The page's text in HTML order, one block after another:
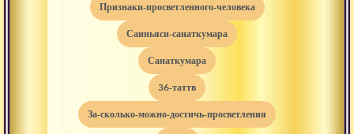
признаки-просветленного-человека
санньяси-санаткумара
санаткумара
36-таттв
за-сколько-можно-достичь-просветления